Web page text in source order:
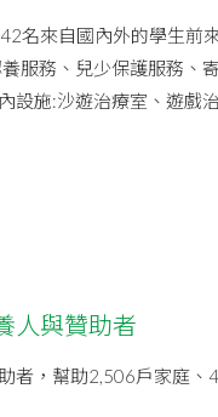
名來自國內外的學生前
服務、兒少保護服務、
設施:沙遊治療室、遊戲
人與贊助者
者，幫助2,506戶家庭、